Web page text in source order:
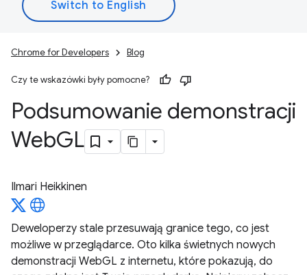
Chrome for Developers Blog
Czy te wskazówki były pomocne?
Podsumowanie demonstracji
WebGL
Ilmari Heikkinen
Deweloperzy stale przesuwają granice tego, co jest
możliwe w przeglądarce. Oto kilka świetnych nowych
demonstracji WebGL z internetu, które pokazują, do